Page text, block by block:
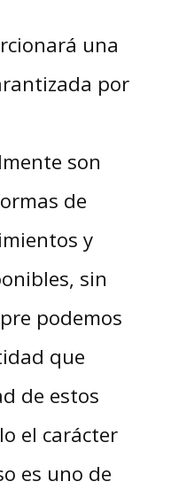
una
por
son
de
y
sin
podemos
que
de estos
el carácter
es uno de